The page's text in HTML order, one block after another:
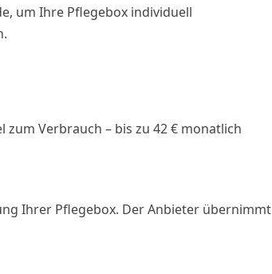
um Ihre Pflegebox individuell
Verbrauch – bis zu 42 € monatlich
Ihrer Pflegebox. Der Anbieter übernimmt